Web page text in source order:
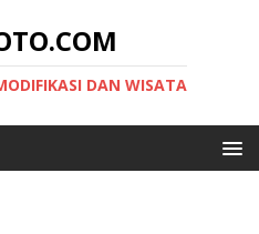
DAN WISATA